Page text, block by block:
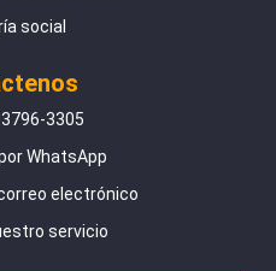
social
3305
WhatsApp
electrónico
servicio